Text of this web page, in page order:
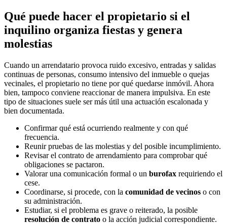
Qué puede hacer el propietario si el
inquilino organiza fiestas y genera
molestias
Cuando un arrendatario provoca ruido excesivo, entradas y salidas
continuas de personas, consumo intensivo del inmueble o quejas
vecinales, el propietario no tiene por qué quedarse inmóvil. Ahora
bien, tampoco conviene reaccionar de manera impulsiva. En este
tipo de situaciones suele ser más útil una actuación escalonada y
bien documentada.
Confirmar qué está ocurriendo realmente y con qué
frecuencia.
Reunir pruebas de las molestias y del posible incumplimiento.
Revisar el contrato de arrendamiento para comprobar qué
obligaciones se pactaron.
Valorar una comunicación formal o un burofax requiriendo el
cese.
Coordinarse, si procede, con la comunidad de vecinos o con
su administración.
Estudiar, si el problema es grave o reiterado, la posible
resolución de contrato o la acción judicial correspondiente.